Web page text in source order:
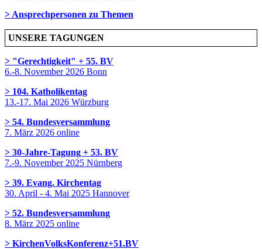
> Ansprechpersonen zu Themen
UNSERE TAGUNGEN
> "Gerechtigkeit" + 55. BV
6.-8. November 2026 Bonn
> 104. Katholikentag
13.-17. Mai 2026 Würzburg
> 54. Bundesversammlung
7. März 2026 online
> 30-Jahre-Tagung + 53. BV
7.-9. November 2025 Nürnberg
> 39. Evang. Kirchentag
30. April - 4. Mai 2025 Hannover
> 52. Bundesversammlung
8. März 2025 online
> KirchenVolksKonferenz+51.BV